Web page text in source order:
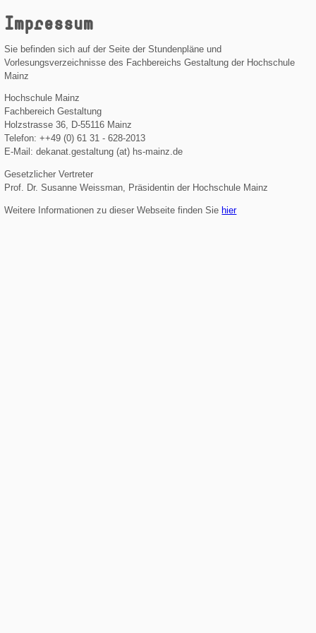
Impressum
Sie befinden sich auf der Seite der Stundenpläne und
Vorlesungsverzeichnisse des Fachbereichs Gestaltung der Hochschule
Mainz
Hochschule Mainz
Fachbereich Gestaltung
Holzstrasse 36, D-55116 Mainz
Telefon: ++49 (0) 61 31 - 628-2013
E-Mail: dekanat.gestaltung (at) hs-mainz.de
Gesetzlicher Vertreter
Prof. Dr. Susanne Weissman, Präsidentin der Hochschule Mainz
Weitere Informationen zu dieser Webseite finden Sie hier